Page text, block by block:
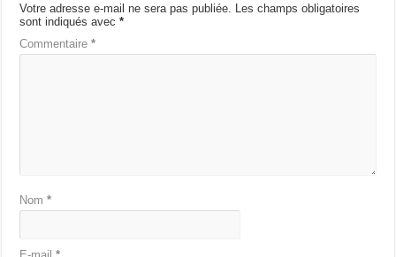
Votre adresse e-mail ne sera pas publiée. Les champs obligatoires
sont indiqués avec*
Commentaire*
Nom*